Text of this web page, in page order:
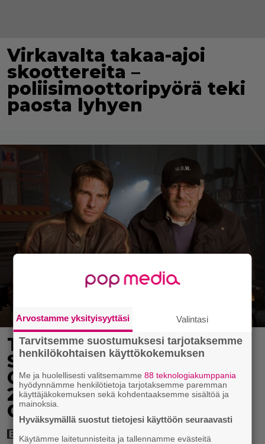
Virkavalta takaa-ajoi
skoottereita –
poliisimoottoripyörä teki
paosta lyhyen
Tänään tv:ssä: Steven
Spielbergin ja Tom
Cruisen kaveruus loppui
21 vuotta sitten – Syynä
Cruisen nolo käytös
Arvostamme yksityisyyttäsi Valintasi
Tarvitsemme suostumuksesi tarjotaksemme
henkilökohtaisen käyttökokemuksen
Me ja huolellisesti valitsemamme88 teknologiakumppania
hyödynnämme henkilötietoja tarjotaksemme paremman
käyttäjäkokemuksen sekä kohdentaaksemme sisältöä ja
mainoksia.
Hyväksymällä suostut tietojesi käyttöön seuraavasti
Käytämme laitetunnisteita ja tallennamme evästeitä